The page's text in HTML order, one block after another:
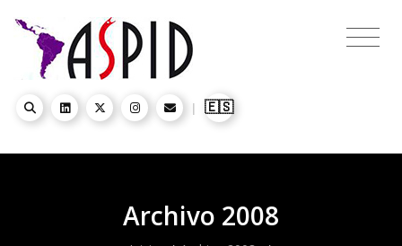
| 🇪🇸
Archivo 2008